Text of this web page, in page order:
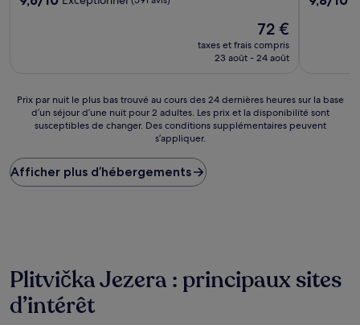
Le
nouveau
prix
72 €
72 €
taxes et frais compris
23 août - 24 août
Prix
plus
bas
trouvé
sur
la
base
d’un
Prix par nuit le plus bas trouvé au cours des 24 dernières heures sur la base
d’un séjour d’une nuit pour 2 adultes. Les prix et la disponibilité sont
susceptibles de changer. Des conditions supplémentaires peuvent
s’appliquer.
Afficher plus d’hébergements
Plitvička Jezera : principaux sites
d’intérêt